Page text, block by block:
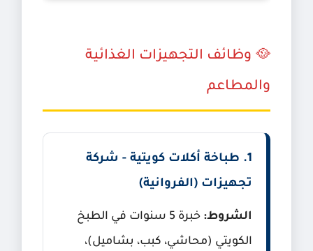
🥘 وظائف التجهيزات الغذائية
والمطاعم
1. طباخة أكلات كويتية - شركة
تجهيزات (الفروانية)
الشروط:
خبرة 5 سنوات في الطبخ
الكويتي (محاشي، كبب، بشاميل)،